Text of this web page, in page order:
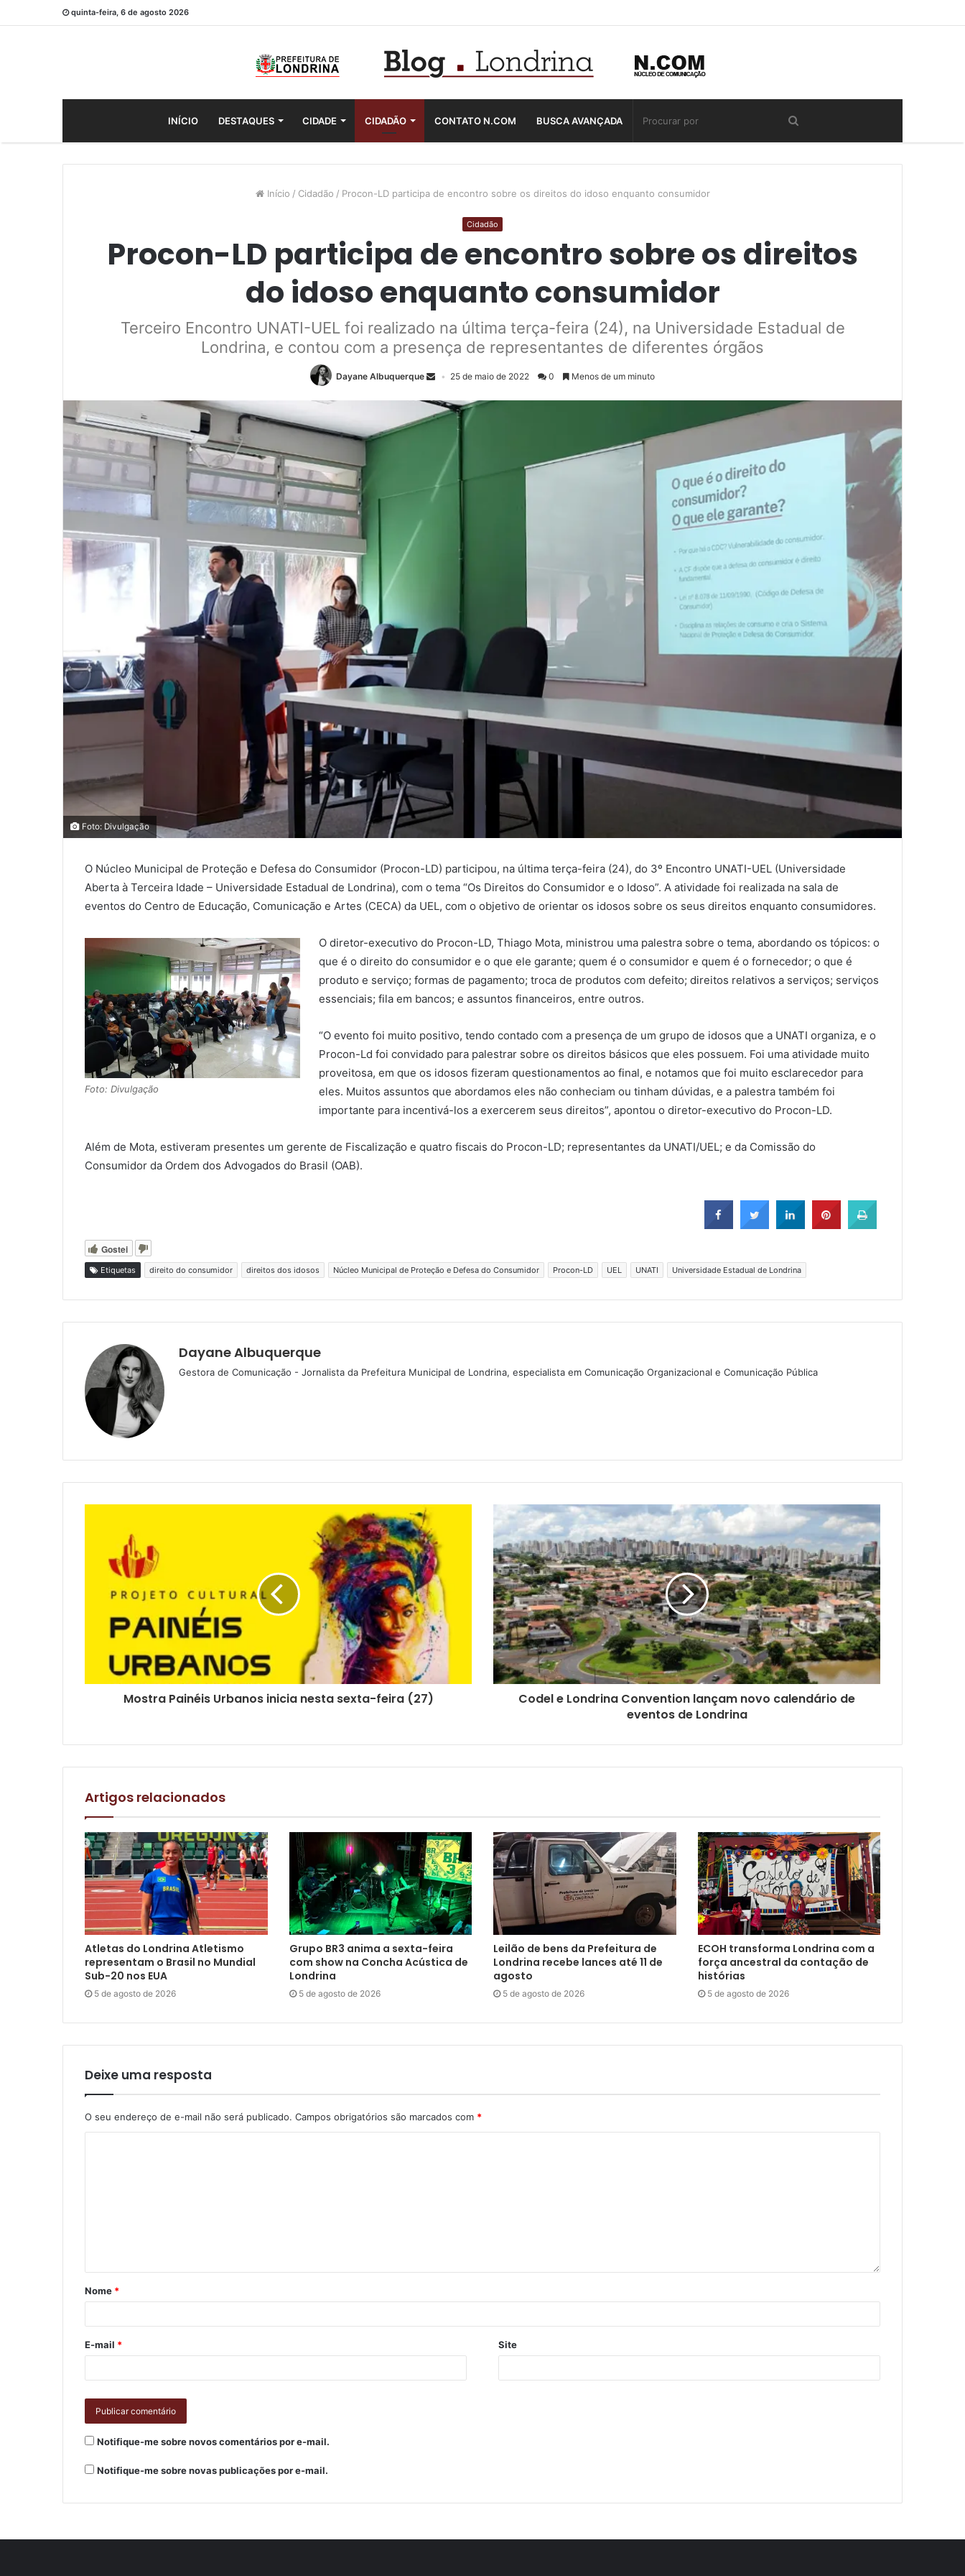
quinta-feira, 6 de agosto 2026
INÍCIO DESTAQUES CIDADE CIDADÃO CONTATO N.COM BUSCA AVANÇADA
Início / Cidadão / Procon-LD participa de encontro sobre os direitos do idoso enquanto consumidor
Cidadão
Procon-LD participa de encontro sobre os direitos
do idoso enquanto consumidor
Terceiro Encontro UNATI-UEL foi realizado na última terça-feira (24), na Universidade Estadual de
Londrina, e contou com a presença de representantes de diferentes órgãos
Dayane Albuquerque 25 de maio de 2022 0 Menos de um minuto
Foto: Divulgação
O Núcleo Municipal de Proteção e Defesa do Consumidor (Procon-LD) participou, na última terça-feira (24), do 3º Encontro UNATI-UEL (Universidade
Aberta à Terceira Idade – Universidade Estadual de Londrina), com o tema “Os Direitos do Consumidor e o Idoso”. A atividade foi realizada na sala de
eventos do Centro de Educação, Comunicação e Artes (CECA) da UEL, com o objetivo de orientar os idosos sobre os seus direitos enquanto consumidores.
Foto: Divulgação
O diretor-executivo do Procon-LD, Thiago Mota, ministrou uma palestra sobre o tema, abordando os tópicos: o
que é o direito do consumidor e o que ele garante; quem é o consumidor e quem é o fornecedor; o que é
produto e serviço; formas de pagamento; troca de produtos com defeito; direitos relativos a serviços; serviços
essenciais; fila em bancos; e assuntos financeiros, entre outros.
“O evento foi muito positivo, tendo contado com a presença de um grupo de idosos que a UNATI organiza, e o
Procon-Ld foi convidado para palestrar sobre os direitos básicos que eles possuem. Foi uma atividade muito
proveitosa, em que os idosos fizeram questionamentos ao final, e notamos que foi muito esclarecedor para
eles. Muitos assuntos que abordamos eles não conheciam ou tinham dúvidas, e a palestra também foi
importante para incentivá-los a exercerem seus direitos”, apontou o diretor-executivo do Procon-LD.
Além de Mota, estiveram presentes um gerente de Fiscalização e quatro fiscais do Procon-LD; representantes da UNATI/UEL; e da Comissão do
Consumidor da Ordem dos Advogados do Brasil (OAB).
Gostei
Etiquetas direito do consumidor direitos dos idosos Núcleo Municipal de Proteção e Defesa do Consumidor Procon-LD UEL UNATI Universidade Estadual de Londrina
Dayane Albuquerque
Gestora de Comunicação - Jornalista da Prefeitura Municipal de Londrina, especialista em Comunicação Organizacional e Comunicação Pública
Mostra Painéis Urbanos inicia nesta sexta-feira (27)
Codel e Londrina Convention lançam novo calendário de
eventos de Londrina
Artigos relacionados
Atletas do Londrina Atletismo
representam o Brasil no Mundial
Sub-20 nos EUA
5 de agosto de 2026
Grupo BR3 anima a sexta-feira
com show na Concha Acústica de
Londrina
5 de agosto de 2026
Leilão de bens da Prefeitura de
Londrina recebe lances até 11 de
agosto
5 de agosto de 2026
ECOH transforma Londrina com a
força ancestral da contação de
histórias
5 de agosto de 2026
Deixe uma resposta
O seu endereço de e-mail não será publicado. Campos obrigatórios são marcados com *
Nome *
E-mail * Site
Notifique-me sobre novos comentários por e-mail.
Notifique-me sobre novas publicações por e-mail.
COMPARTILHAMENTOS